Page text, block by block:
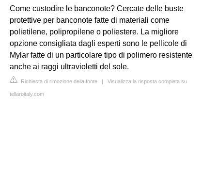
Come custodire le banconote? Cercate delle buste
protettive per banconote fatte di materiali come
polietilene, polipropilene o poliestere. La migliore
opzione consigliata dagli esperti sono le pellicole di
Mylar fatte di un particolare tipo di polimero resistente
anche ai raggi ultravioletti del sole.
Richiesta di rimozione della fonte | Visualizza la risposta completa su
tellaroitaly.com